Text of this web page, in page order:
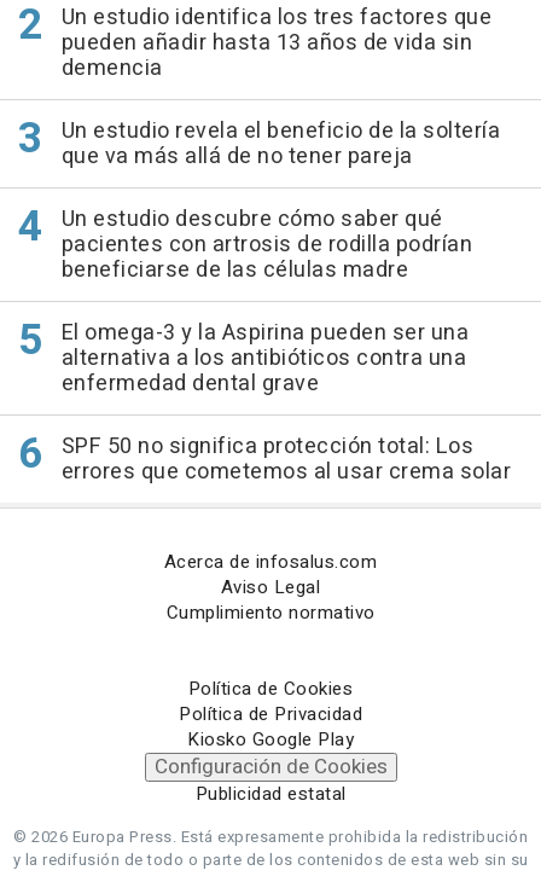
Un estudio identifica los tres factores que
pueden añadir hasta 13 años de vida sin
demencia
Un estudio revela el beneficio de la soltería
que va más allá de no tener pareja
Un estudio descubre cómo saber qué
pacientes con artrosis de rodilla podrían
beneficiarse de las células madre
El omega-3 y la Aspirina pueden ser una
alternativa a los antibióticos contra una
enfermedad dental grave
SPF 50 no significa protección total: Los
errores que cometemos al usar crema solar
Acerca de infosalus.com
Aviso Legal
Cumplimiento normativo
Política de Cookies
Política de Privacidad
Kiosko Google Play
Configuración de Cookies
Publicidad estatal
© 2026 Europa Press. Está expresamente prohibida la redistribución
y la redifusión de todo o parte de los contenidos de esta web sin su